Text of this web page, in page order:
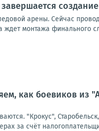
арены. Сейчас
монтажа финального
как боевиков из
"Крокус",
за счёт